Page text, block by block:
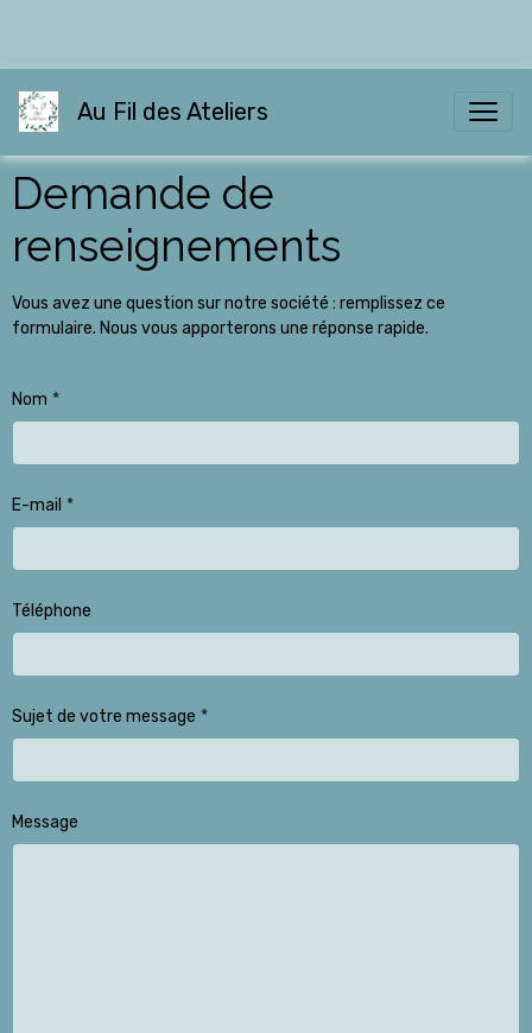
Au Fil des Ateliers
Demande de
renseignements
Vous avez une question sur notre société : remplissez ce
formulaire. Nous vous apporterons une réponse rapide.
Nom
E-mail
Téléphone
Sujet de votre message
Message